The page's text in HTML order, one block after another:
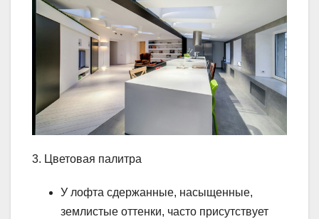
3. Цветовая палитра
У лофта сдержанные, насыщенные,
землистые оттенки, часто присутствует